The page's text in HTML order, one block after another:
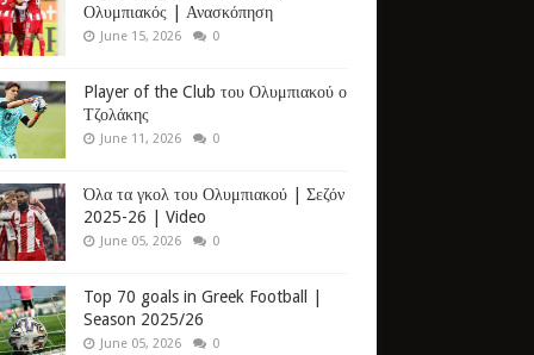
Ολυμπιακός | Ανασκόπηση
June 15, 2026 0
Player of the Club του Ολυμπιακού ο
Τζολάκης
June 11, 2026 0
Όλα τα γκολ του Ολυμπιακού | Σεζόν
2025-26 | Video
June 05, 2026 0
Top 70 goals in Greek Football |
Season 2025/26
June 05, 2026 0